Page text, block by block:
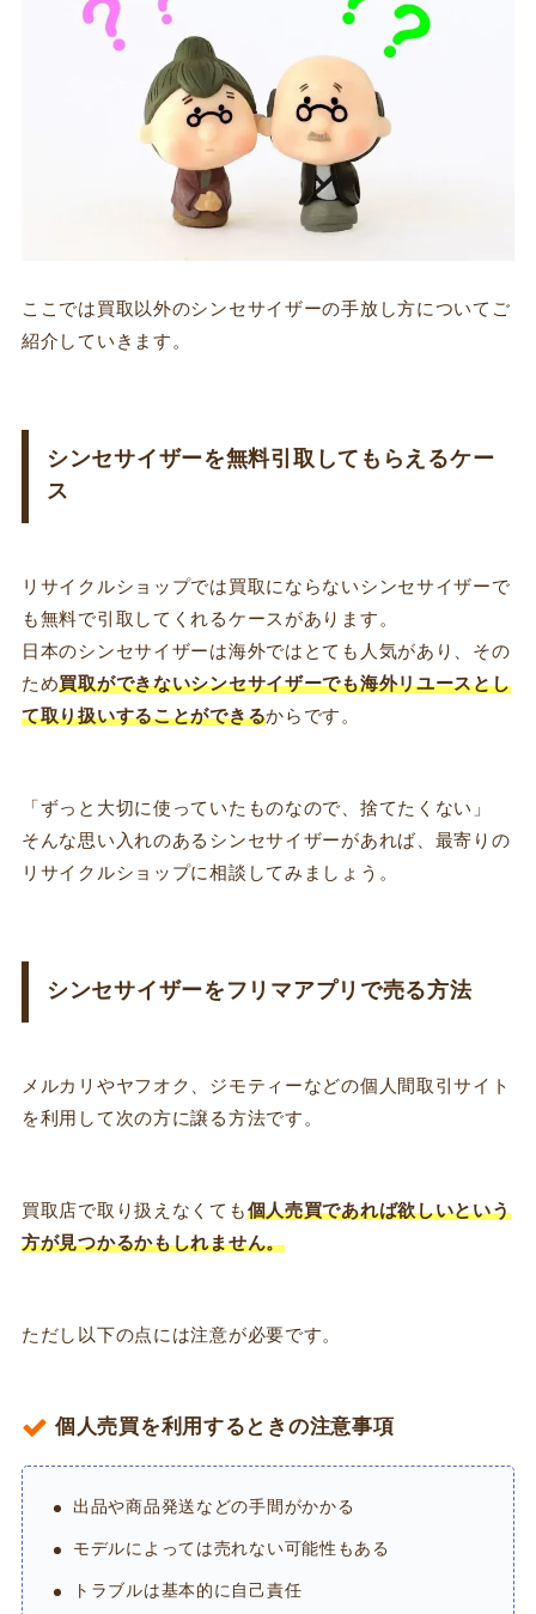
ここでは買取以外のシンセサイザーの手放し方についてご
紹介していきます。
シンセサイザーを無料引取してもらえるケー
ス
リサイクルショップでは買取にならないシンセサイザーで
も無料で引取してくれるケースがあります。
日本のシンセサイザーは海外ではとても人気があり、その
ため買取ができないシンセサイザーでも海外リユースとし
て取り扱いすることができるからです。
「ずっと大切に使っていたものなので、捨てたくない」
そんな思い入れのあるシンセサイザーがあれば、最寄りの
リサイクルショップに相談してみましょう。
シンセサイザーをフリマアプリで売る方法
メルカリやヤフオク、ジモティーなどの個人間取引サイト
を利用して次の方に譲る方法です。
買取店で取り扱えなくても 個人売買であれば欲しいという
方が見つかるかもしれません。
ただし以下の点には注意が必要です。
個人売買を利用するときの注意事項
出品や商品発送などの手間がかかる
モデルによっては売れない可能性もある
トラブルは基本的に自己責任